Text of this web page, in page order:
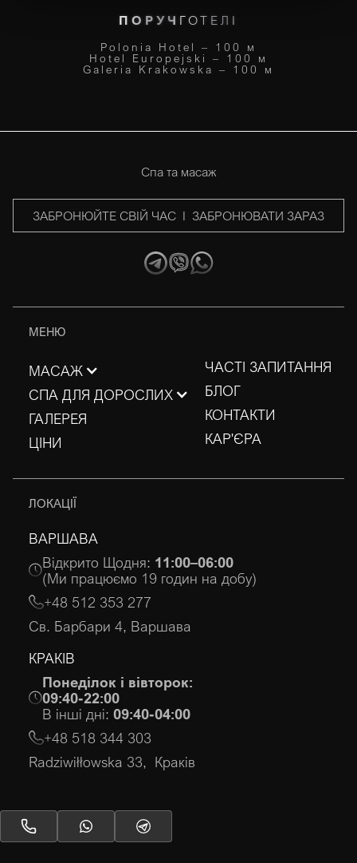
ПОРУЧ ГОТЕЛІ
Polonia Hotel – 100 м
Hotel Europejski – 100 м
Galeria Krakowska – 100 м
Спа та масаж
ЗАБРОНЮЙТЕ СВІЙ ЧАС I ЗАБРОНЮВАТИ ЗАРАЗ
МЕНЮ
МАСАЖ
СПА ДЛЯ ДОРОСЛИХ
ГАЛЕРЕЯ
ЦІНИ
ЧАСТІ ЗАПИТАННЯ
БЛОГ
КОНТАКТИ
КАР'ЄРА
ЛОКАЦІЇ
ВАРШАВА
Відкрито Щодня: 11:00–06:00
(Ми працюємо 19 годин на добу)
+48 512 353 277
Св. Барбари 4, Варшава
КРАКІВ
Понеділок і вівторок:
09:40-22:00
В інші дні: 09:40-04:00
+48 518 344 303
Radziwiłłowska 33, Краків